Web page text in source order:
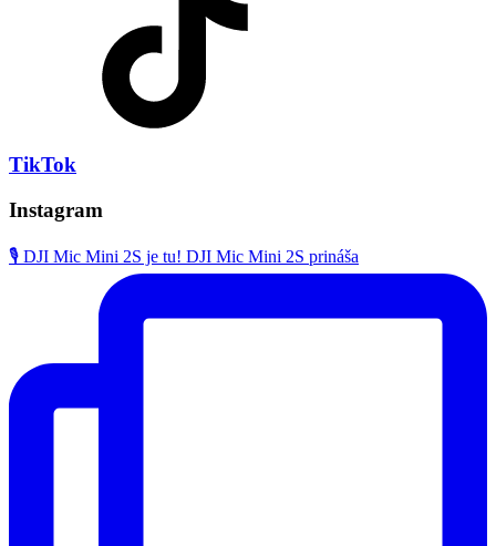
TikTok
Instagram
🎙️ DJI Mic Mini 2S je tu! DJI Mic Mini 2S prináša